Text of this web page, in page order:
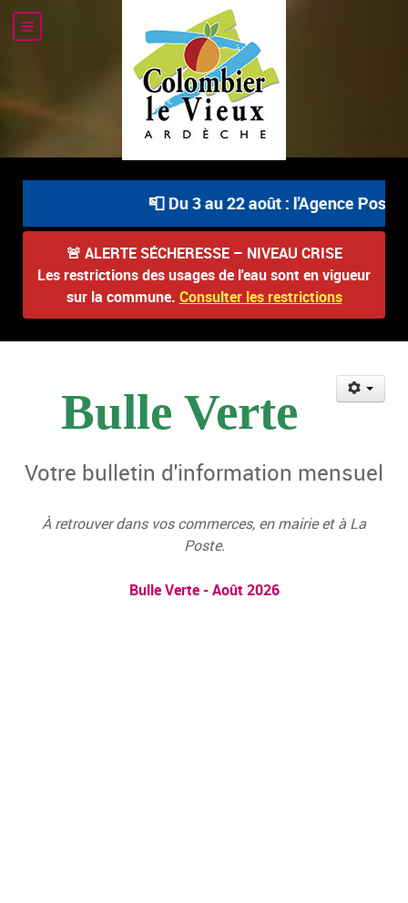
📮 Du 3 au 22 août : l'Agence
🚨 ALERTE SÉCHERESSE – NIVEAU CRISE
Les restrictions des usages de l'eau sont en vigueur
sur la commune. Consulter les restrictions
Bulle Verte
Votre bulletin d'information mensuel
À retrouver dans vos commerces, en mairie et à La
Poste.
Bulle Verte - Août 2026